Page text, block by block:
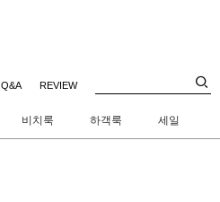
Q&A REVIEW
비치룩 하객룩 세일